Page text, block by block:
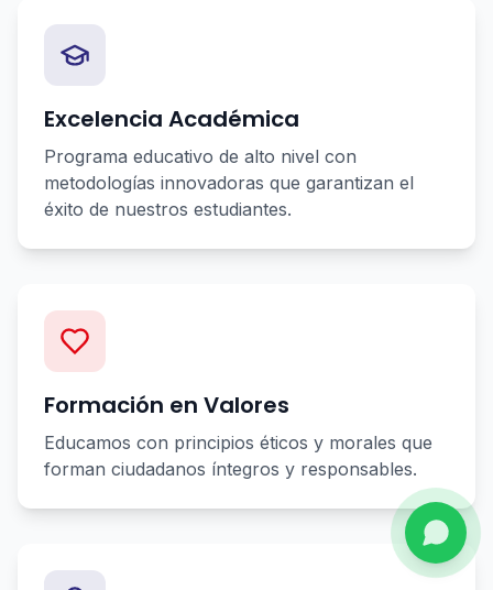
Excelencia Académica
Programa educativo de alto nivel con
metodologías innovadoras que garantizan el
éxito de nuestros estudiantes.
Formación en Valores
Educamos con principios éticos y morales que
forman ciudadanos íntegros y responsables.